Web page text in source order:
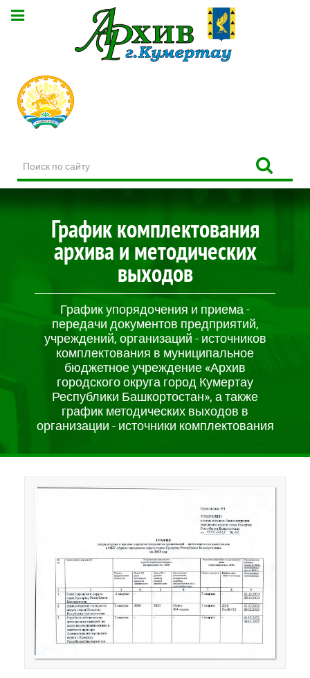
по
сайту
График комплектования
архива и методических
выходов
График упорядочения и приема -
передачи документов предприятий,
учреждений, организаций - источников
комплектования в муниципальное
бюджетное учреждение «Архив
городского округа город Кумертау
Республики Башкортостан», а также
график методических выходов в
организации - источники комплектования